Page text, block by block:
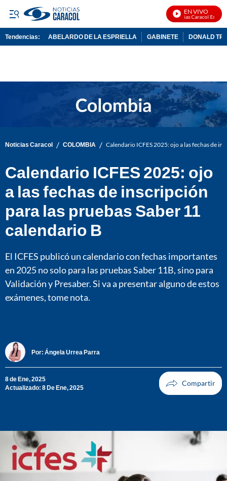
EN VIVO
Noticias Caracol En Vivo
Tendencias: ABELARDO DE LA ESPRIELLA GABINETE DONALD
Noticias Caracol / COLOMBIA / Calendario ICFES 2025: ojo a las fechas de
Calendario ICFES 2025: ojo
a las fechas de inscripción
para las pruebas Saber 11
calendario B
El ICFES publicó un calendario con fechas importantes
en 2025 no solo para las pruebas Saber 11B, sino para
Validación y Presaber. Si va a presentar alguno de estos
exámenes, tome nota.
Por: Ángela Urrea Parra
8 de Ene, 2025
Actualizado: 8 De Ene, 2025